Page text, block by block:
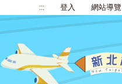
::: 登入 網站導覽